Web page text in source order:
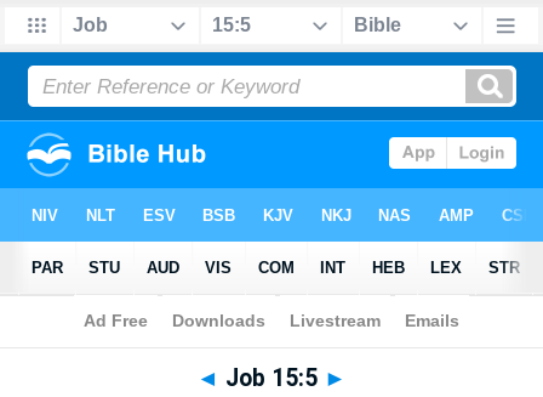
Bible>Hebrew> Job 15:5
◄ Job 15:5 ►